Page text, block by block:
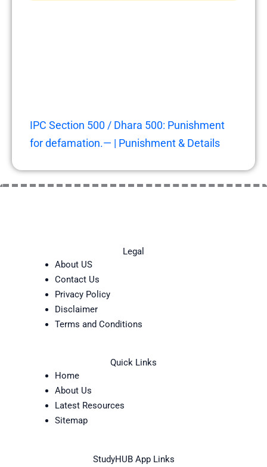
IPC Section 500 / Dhara 500: Punishment
for defamation.— | Punishment & Details
Legal
About US
Contact Us
Privacy Policy
Disclaimer
Terms and Conditions
Quick Links
Home
About Us
Latest Resources
Sitemap
StudyHUB App Links